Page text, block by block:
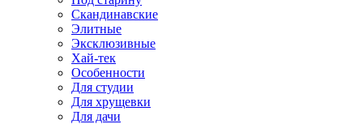
Скандинавские
Элитные
Эксклюзивные
Хай-тек
Особенности
Для студии
Для хрущевки
Для дачи